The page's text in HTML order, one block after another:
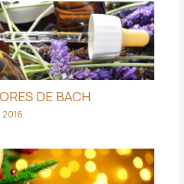
DE BACH